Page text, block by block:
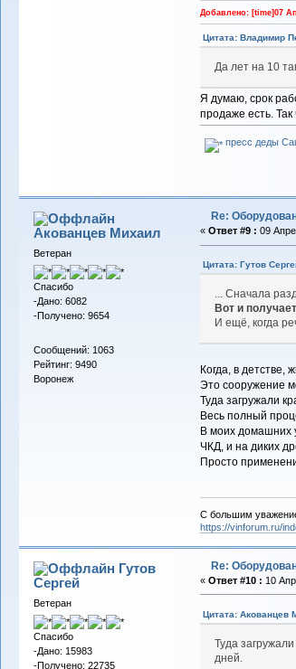
Добавлено: [time]07
Цитата: Владимир
Да лет на 10
Я думаю, срок
продаже есть.
пресс деды
Акованцев Михаил
Ветеран
Спасибо
-Дано: 6082
-Получено: 9654
Сообщений: 1063
Рейтинг: 9490
Воронеж
Re:
« Ответ #9 : 09
Цитата: Гутов
... Сначала
Вот и
И ещё, когда
Когда, в
Это сооружение
Туда загружали
Весь полный
В моих домашних
ЧКД, и на диких
Просто
С большим
https://vinforum.ru/
Гутов
Сергей
Ветеран
Спасибо
-Дано: 15983
-Получено: 22735
Re:
« Ответ #10 : 10
Цитата: Акованцев
Туда
дней.